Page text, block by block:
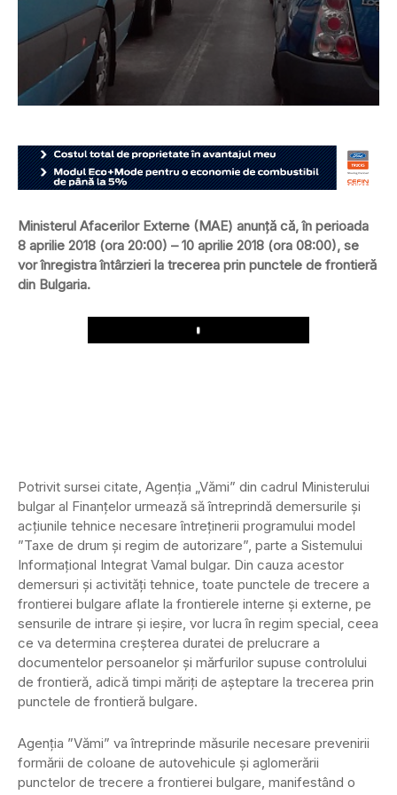
Ministerul Afacerilor Externe (MAE) anunţă că, în perioada
8 aprilie 2018 (ora 20:00) – 10 aprilie 2018 (ora 08:00), se
vor înregistra întârzieri la trecerea prin punctele de frontieră
din Bulgaria.
Play
Potrivit sursei citate, Agenţia „Vămi” din cadrul Ministerului
bulgar al Finanţelor urmează să întreprindă demersurile şi
acţiunile tehnice necesare întreţinerii programului model
”Taxe de drum şi regim de autorizare”, parte a Sistemului
Informaţional Integrat Vamal bulgar. Din cauza acestor
demersuri şi activităţi tehnice, toate punctele de trecere a
frontierei bulgare aflate la frontierele interne şi externe, pe
sensurile de intrare şi ieşire, vor lucra în regim special, ceea
ce va determina creşterea duratei de prelucrare a
documentelor persoanelor şi mărfurilor supuse controlului
de frontieră, adică timpi măriţi de aşteptare la trecerea prin
punctele de frontieră bulgare.
Agenţia ”Vămi” va întreprinde măsurile necesare prevenirii
formării de coloane de autovehicule şi aglomerării
punctelor de trecere a frontierei bulgare, manifestând o